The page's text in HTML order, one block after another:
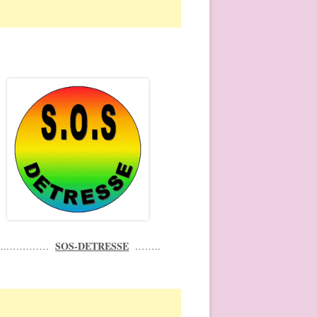
SOS-DETRESSE .…….